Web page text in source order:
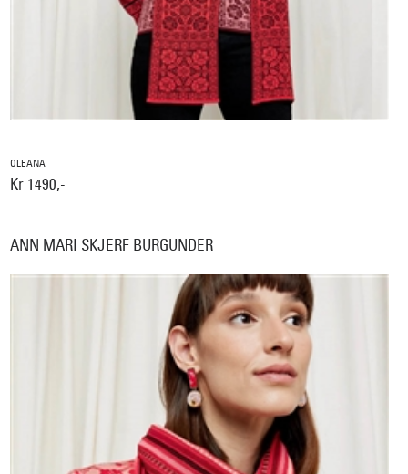
OLEANA
Kr 1490,-
ANN MARI SKJERF BURGUNDER